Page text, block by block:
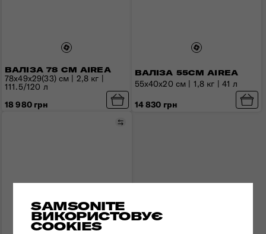
SAMSONITE
ВИКОРИСТОВУЄ
COOKIES
ВАЛІЗА 78 СМ AIREA
78x49x29(33) см | 2,8 кг |
111.5/120 л
18 980 грн
ВАЛІЗА 55СМ AIREA
55x40x20 см | 1,8 кг | 41 л
14 830 грн
Порівняти